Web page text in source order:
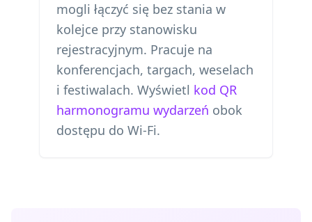
mogli łączyć się bez stania w
kolejce przy stanowisku
rejestracyjnym. Pracuje na
konferencjach, targach, weselach
i festiwalach. Wyświetl kod QR
harmonogramu wydarzeń obok
dostępu do Wi-Fi.